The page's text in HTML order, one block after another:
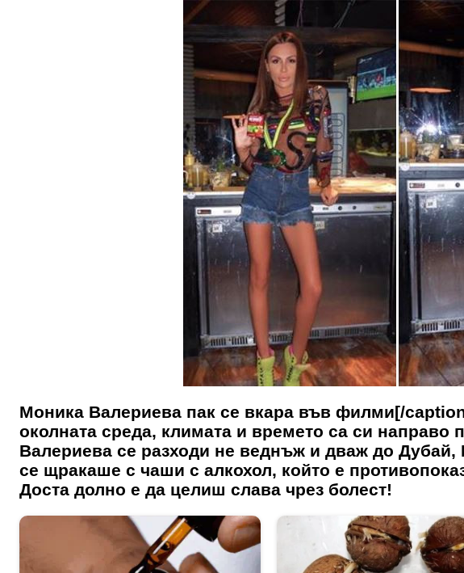
Моника Валериева пак се вкара във филми[/
околната среда, климата и времето са си направо
Валериева се разходи не веднъж и дваж до Дубай,
се щракаше с чаши с алкохол, който е
Доста долно е да целиш слава чрез болест!